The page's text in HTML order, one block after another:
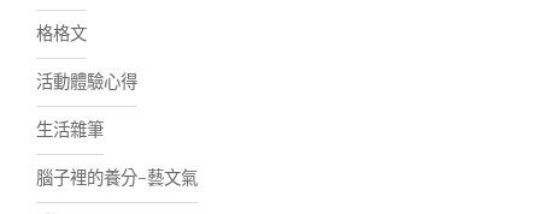
格格文
活動體驗心得
生活雜筆
腦子裡的養分-藝文氣